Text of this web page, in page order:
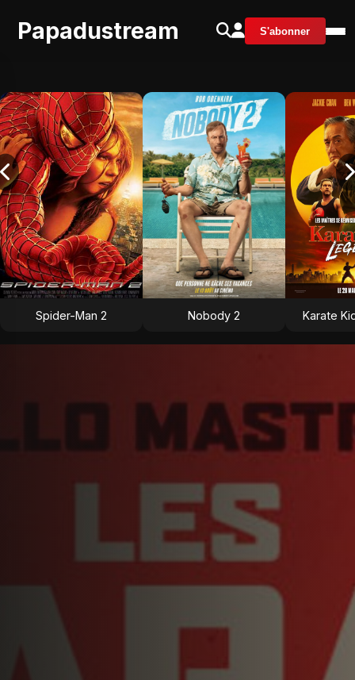
Papadustream S'abonner
Spider-Man 2 Nobody 2 Karate